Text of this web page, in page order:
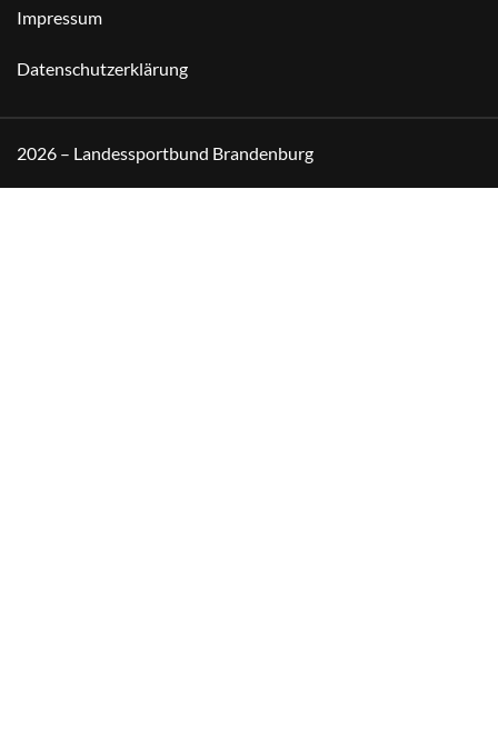
Impressum
Datenschutzerklärung
2026 – Landessportbund Brandenburg